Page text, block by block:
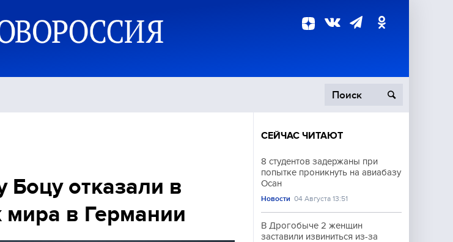
Происшествия
Боцу отказали в
мира в Германии
СЕЙЧАС ЧИТАЮТ
8 студентов задержаны при
попытке проникнуть на авиабазу
Осан
Новости 04 Августа 13:51
В Дрогобыче 2 женщин
заставили извиниться из-за